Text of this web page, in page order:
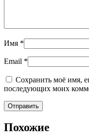
Имя *
Email *
Сохранить моё имя,
последующих моих
Похожие